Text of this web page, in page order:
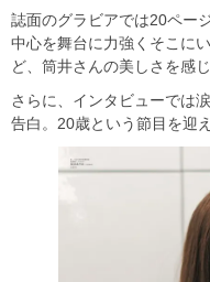
誌面のグラビアでは20ペー
中心を舞台に力強くそこに
ど、筒井さんの美しさを感
さらに、インタビューでは
告白。20歳という節目を迎